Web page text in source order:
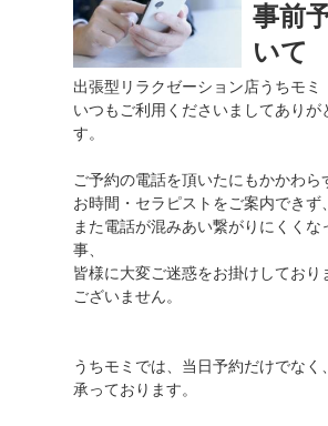
事前
いて
出張型リラクゼーション店うちモミ
いつもご利用くださいましてありが
す。
ご予約の電話を頂いたにもかかわら
お時間・セラピストをご案内できず、
また電話が混みあい繋がりにくくな
事、
皆様に大変ご迷惑をお掛けしており
ございません。
うちモミでは、当日予約だけでなく
承っております。